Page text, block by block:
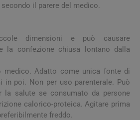
il parere del medico.
dimensioni e può causare
la confezione chiusa lontano dalla
medico. Adatto come unica fonte di
in poi. Non per uso parenterale. Può
la salute se consumato da persone
calorico-proteica. Agitare prima
freddo.